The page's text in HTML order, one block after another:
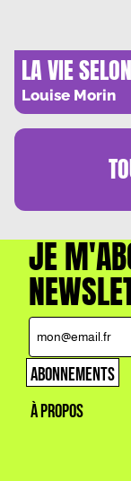
LA VIE
VICE
Louise Morin
JE
ABONNEMENTS
À PROPOS